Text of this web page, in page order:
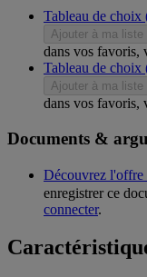
Tableau de
Ajouter à ma liste
dans vos favoris,
Tableau de
Ajouter à ma liste
dans vos favoris,
Documents &
Découvrez l'offre
enregistrer ce
connecter.